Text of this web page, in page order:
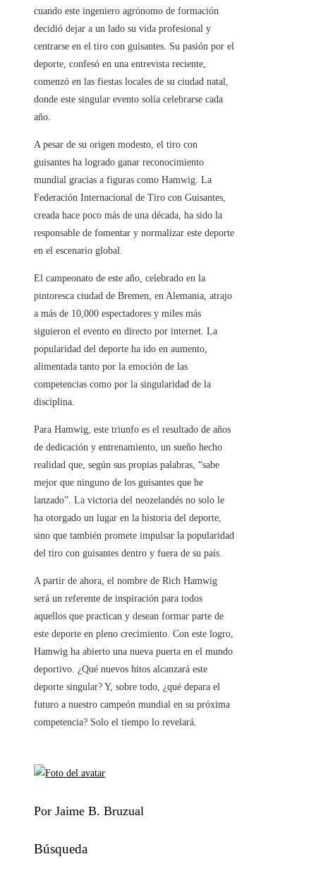
cuando este ingeniero agrónomo de formación
decidió dejar a un lado su vida profesional y
centrarse en el tiro con guisantes. Su pasión por el
deporte, confesó en una entrevista reciente,
comenzó en las fiestas locales de su ciudad natal,
donde este singular evento solía celebrarse cada
año.
A pesar de su origen modesto, el tiro con
guisantes ha logrado ganar reconocimiento
mundial gracias a figuras como Hamwig. La
Federación Internacional de Tiro con Guisantes,
creada hace poco más de una década, ha sido la
responsable de fomentar y normalizar este deporte
en el escenario global.
El campeonato de este año, celebrado en la
pintoresca ciudad de Bremen, en Alemania, atrajo
a más de 10,000 espectadores y miles más
siguieron el evento en directo por internet. La
popularidad del deporte ha ido en aumento,
alimentada tanto por la emoción de las
competencias como por la singularidad de la
disciplina.
Para Hamwig, este triunfo es el resultado de años
de dedicación y entrenamiento, un sueño hecho
realidad que, según sus propias palabras, “sabe
mejor que ninguno de los guisantes que he
lanzado”. La victoria del neozelandés no solo le
ha otorgado un lugar en la historia del deporte,
sino que también promete impulsar la popularidad
del tiro con guisantes dentro y fuera de su país.
A partir de ahora, el nombre de Rich Hamwig
será un referente de inspiración para todos
aquellos que practican y desean formar parte de
este deporte en pleno crecimiento. Con este logro,
Hamwig ha abierto una nueva puerta en el mundo
deportivo. ¿Qué nuevos hitos alcanzará este
deporte singular? Y, sobre todo, ¿qué depara el
futuro a nuestro campeón mundial en su próxima
competencia? Solo el tiempo lo revelará.
Por Jaime B. Bruzual
Búsqueda